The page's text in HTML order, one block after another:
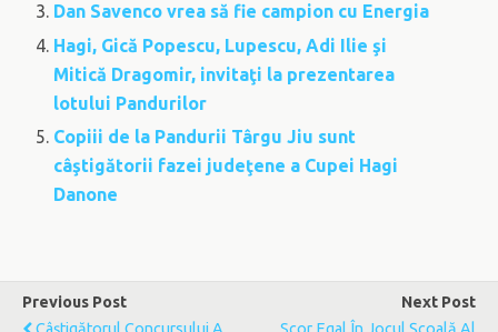
Dan Savenco vrea să fie campion cu Energia
Hagi, Gică Popescu, Lupescu, Adi Ilie şi
Mitică Dragomir, invitaţi la prezentarea
lotului Pandurilor
Copiii de la Pandurii Târgu Jiu sunt
câştigătorii fazei judeţene a Cupei Hagi
Danone
Previous Post
Câştigătorul Concursului A
Next Post
Scor Egal În Jocul Şcoală Al